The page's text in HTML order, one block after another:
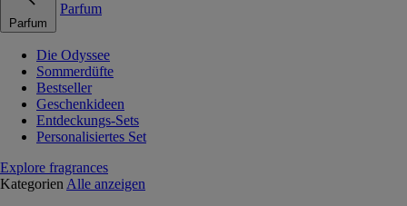
Parfum
Parfum
Die Odyssee
Sommerdüfte
Bestseller
Geschenkideen
Entdeckungs-Sets
Personalisiertes Set
Explore fragrances
Kategorien Alle anzeigen